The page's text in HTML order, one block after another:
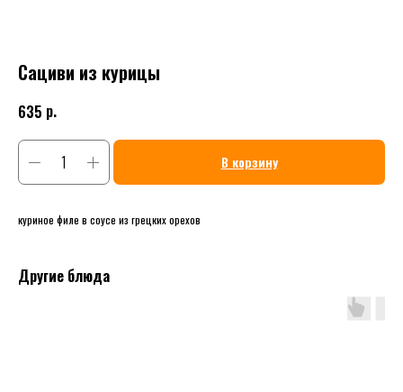
Сациви из курицы
635 р.
В корзину
куриное филе в соусе из грецких орехов
Другие блюда